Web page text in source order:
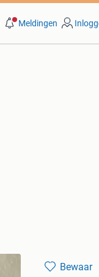
Meldingen
Bewaar